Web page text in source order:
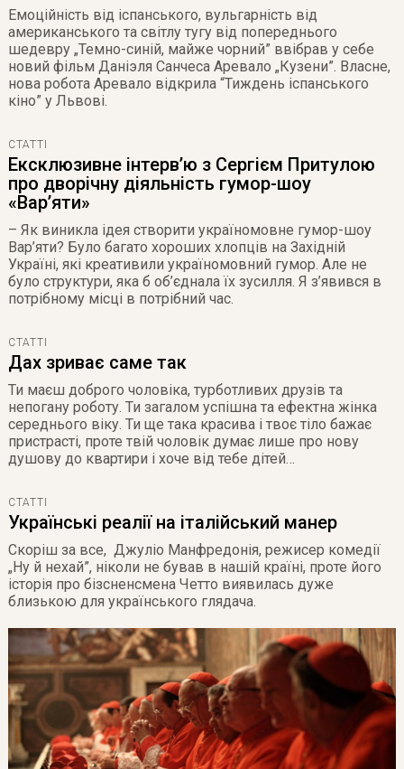
Емоційність від іспанського, вульгарність від
американського та світлу тугу від попереднього
шедевру „Темно-синій, майже чорний” ввібрав у себе
новий фільм Даніэля Санчеса Аревало „Кузени”. Власне,
нова робота Аревало відкрила “Тиждень іспанського
кіно” у Львові.
СТАТТІ
Ексклюзивне інтерв’ю з Сергієм Притулою
про дворічну діяльність гумор-шоу
«Вар’яти»
– Як виникла ідея створити україномовне гумор-шоу
Вар’яти? Було багато хороших хлопців на Західній
Україні, які креативили україномовний гумор. Але не
було структури, яка б об’єднала їх зусилля. Я з’явився в
потрібному місці в потрібний час.
СТАТТІ
Дах зриває саме так
Ти маєш доброго чоловіка, турботливих друзів та
непогану роботу. Ти загалом успішна та ефектна жінка
середнього віку. Ти ще така красива і твоє тіло бажає
пристрасті, проте твій чоловік думає лише про нову
душову до квартири і хоче від тебе дітей…
СТАТТІ
Українські реалії на італійський манер
Скоріш за все, Джуліо Манфредонія, режисер комедії
„Ну й нехай”, ніколи не бував в нашій країні, проте його
історія про бізсненсмена Четто виявилась дуже
близькою для українського глядача.